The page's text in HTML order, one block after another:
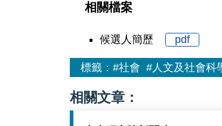
相關檔案
候選人簡歷 pdf
標籤：#社會 #人文及社會科
相關文章：